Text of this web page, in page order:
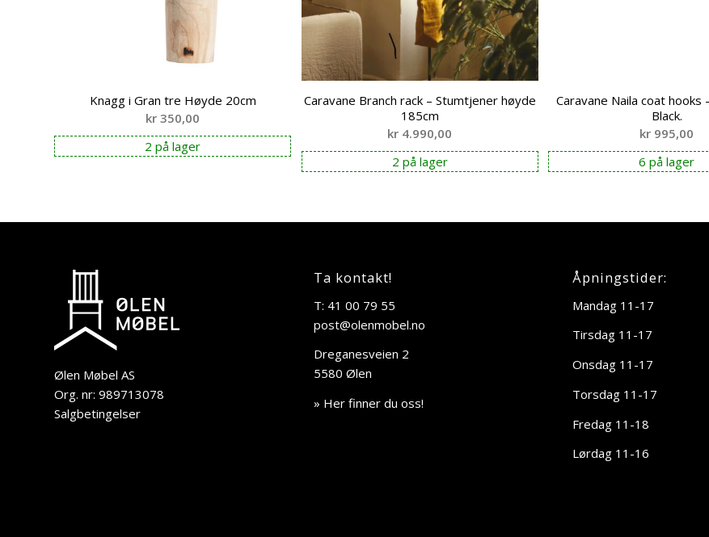
Knagg i Gran tre Høyde 20cm
kr 350,00
2 på lager
Caravane Branch rack – Stumtjener høyde
185cm
kr 4.990,00
2 på lager
Caravane Naila coat hooks
Black.
kr 995,00
6 på lager
Ølen Møbel AS
Org. nr: 989713078
Salgbetingelser
Ta kontakt!
T: 41 00 79 55
post@olenmobel.no
Dreganesveien 2
5580 Ølen
» Her finner du oss!
Åpningstider:
Mandag 11-17
Tirsdag 11-17
Onsdag 11-17
Torsdag 11-17
Fredag 11-18
Lørdag 11-16